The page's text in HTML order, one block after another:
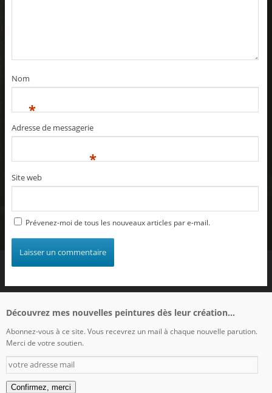
Nom
*
Adresse de messagerie
*
Site web
Prévenez-moi de tous les nouveaux articles par e-mail.
Découvrez mes nouvelles peintures dès leur création...
Abonnez-vous à ce site. Vous recevrez un mail à chaque nouvelle parution.
Merci de votre soutien.
votre
adresse
mail
Confirmez, merci